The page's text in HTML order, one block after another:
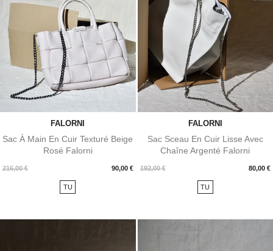
FALORNI
Sac À Main En Cuir Texturé Beige
Rosé Falorni
216,00 € 90,00 €
Prix
TU
FALORNI
Sac Sceau En Cuir Lisse Avec
Chaîne Argenté Falorni
192,00 € 80,00 €
Prix
TU